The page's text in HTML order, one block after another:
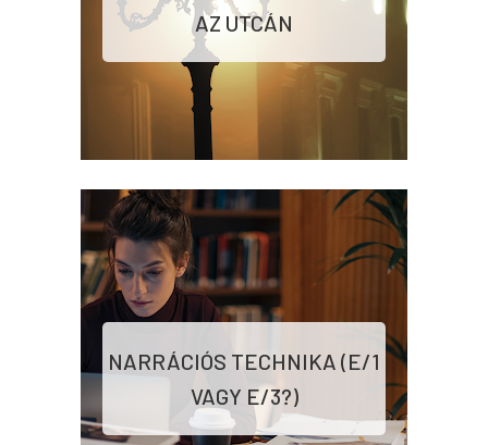
AZ UTCÁN
NARRÁCIÓS TECHNIKA (E/1
VAGY E/3?)